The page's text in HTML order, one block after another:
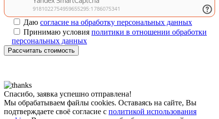
Даю согласие на обработку персональных данных
Принимаю условия политики в отношении обработки
персональных данных
Рассчитать стоимость
Спасибо, заявка успешно отправлена!
Мы обрабатываем файлы cookies. Оставаясь на сайте, Вы
подтверждаете своё согласие с политикой использования